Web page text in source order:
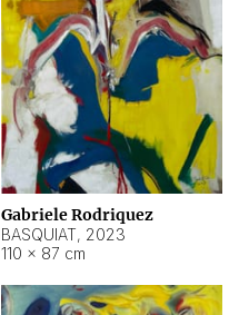
Gabriele Rodriquez
BASQUIAT, 2023
110 × 87 cm